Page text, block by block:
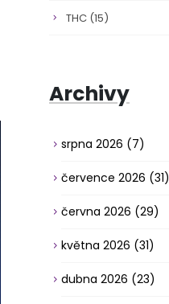
THC (15)
Archivy
srpna 2026 (7)
července 2026 (31)
června 2026 (29)
května 2026 (31)
dubna 2026 (23)